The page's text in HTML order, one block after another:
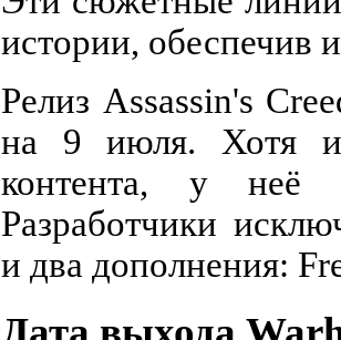
истории, обеспечив
Релиз Assassin's
на 9 июля. Хотя
контента, у неё
Разработчики
и два дополнения: